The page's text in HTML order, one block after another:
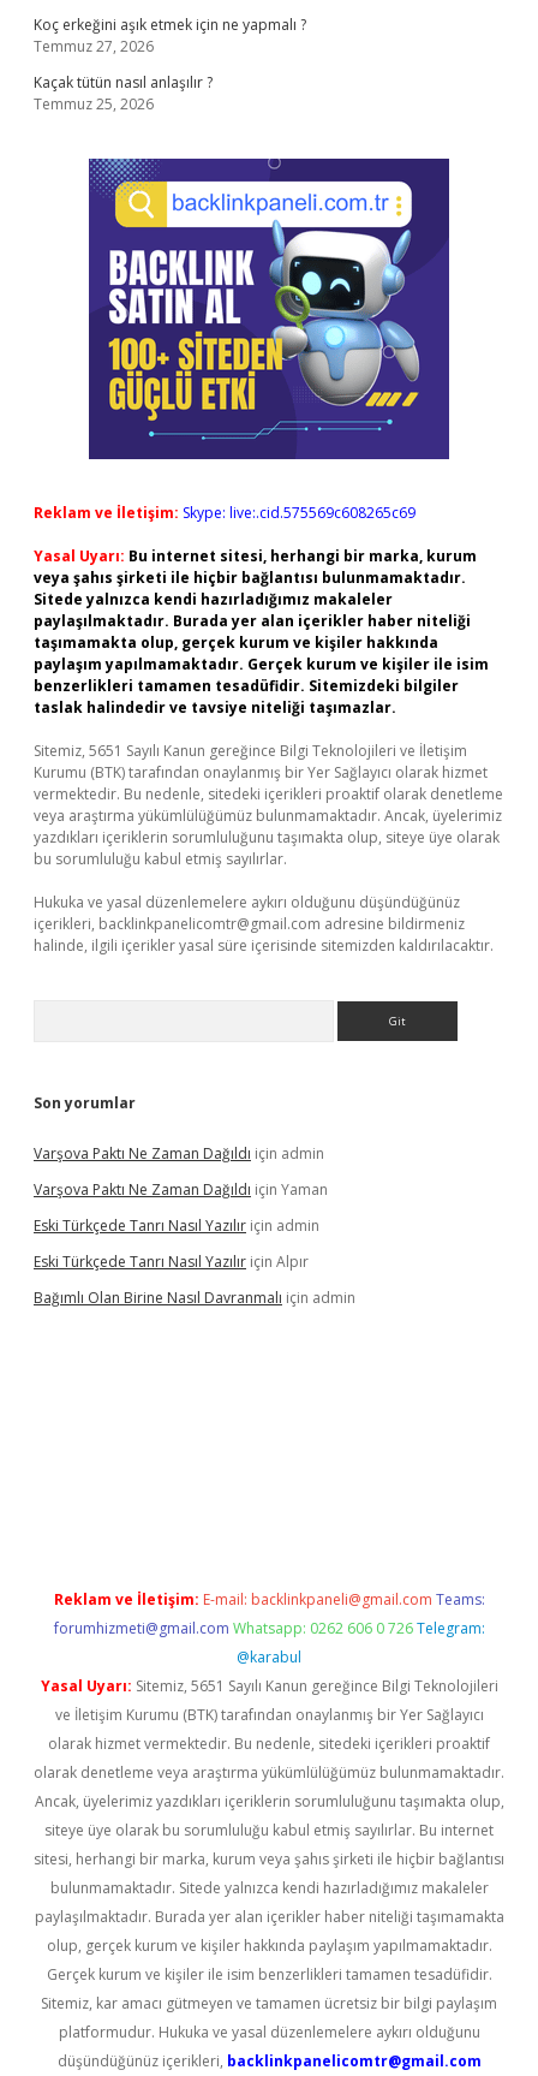
Koç erkeğini aşık etmek için ne yapmalı ?
Temmuz 27, 2026
Kaçak tütün nasıl anlaşılır ?
Temmuz 25, 2026
Reklam ve İletişim: Skype: live:.cid.575569c608265c69
Yasal Uyarı: Bu internet sitesi, herhangi bir marka, kurum
veya şahıs şirketi ile hiçbir bağlantısı bulunmamaktadır.
Sitede yalnızca kendi hazırladığımız makaleler
paylaşılmaktadır. Burada yer alan içerikler haber niteliği
taşımamakta olup, gerçek kurum ve kişiler hakkında
paylaşım yapılmamaktadır. Gerçek kurum ve kişiler ile isim
benzerlikleri tamamen tesadüfidir. Sitemizdeki bilgiler
taslak halindedir ve tavsiye niteliği taşımazlar.
Sitemiz, 5651 Sayılı Kanun gereğince Bilgi Teknolojileri ve İletişim
Kurumu (BTK) tarafından onaylanmış bir Yer Sağlayıcı olarak hizmet
vermektedir. Bu nedenle, sitedeki içerikleri proaktif olarak denetleme
veya araştırma yükümlülüğümüz bulunmamaktadır. Ancak, üyelerimiz
yazdıkları içeriklerin sorumluluğunu taşımakta olup, siteye üye olarak
bu sorumluluğu kabul etmiş sayılırlar.
Hukuka ve yasal düzenlemelere aykırı olduğunu düşündüğünüz
içerikleri, backlinkpanelicomtr@gmail.com adresine bildirmeniz
halinde, ilgili içerikler yasal süre içerisinde sitemizden kaldırılacaktır.
Son yorumlar
Varşova Paktı Ne Zaman Dağıldı için admin
Varşova Paktı Ne Zaman Dağıldı için Yaman
Eski Türkçede Tanrı Nasıl Yazılır için admin
Eski Türkçede Tanrı Nasıl Yazılır için Alpır
Bağımlı Olan Birine Nasıl Davranmalı için admin
Reklam ve İletişim: E-mail: backlinkpaneli@gmail.com Teams:
forumhizmeti@gmail.com Whatsapp: 0262 606 0 726 Telegram:
@karabul
Yasal Uyarı: Sitemiz, 5651 Sayılı Kanun gereğince Bilgi Teknolojileri
ve İletişim Kurumu (BTK) tarafından onaylanmış bir Yer Sağlayıcı
olarak hizmet vermektedir. Bu nedenle, sitedeki içerikleri proaktif
olarak denetleme veya araştırma yükümlülüğümüz bulunmamaktadır.
Ancak, üyelerimiz yazdıkları içeriklerin sorumluluğunu taşımakta olup,
siteye üye olarak bu sorumluluğu kabul etmiş sayılırlar. Bu internet
sitesi, herhangi bir marka, kurum veya şahıs şirketi ile hiçbir bağlantısı
bulunmamaktadır. Sitede yalnızca kendi hazırladığımız makaleler
paylaşılmaktadır. Burada yer alan içerikler haber niteliği taşımamakta
olup, gerçek kurum ve kişiler hakkında paylaşım yapılmamaktadır.
Gerçek kurum ve kişiler ile isim benzerlikleri tamamen tesadüfidir.
Sitemiz, kar amacı gütmeyen ve tamamen ücretsiz bir bilgi paylaşım
platformudur. Hukuka ve yasal düzenlemelere aykırı olduğunu
düşündüğünüz içerikleri, backlinkpanelicomtr@gmail.com